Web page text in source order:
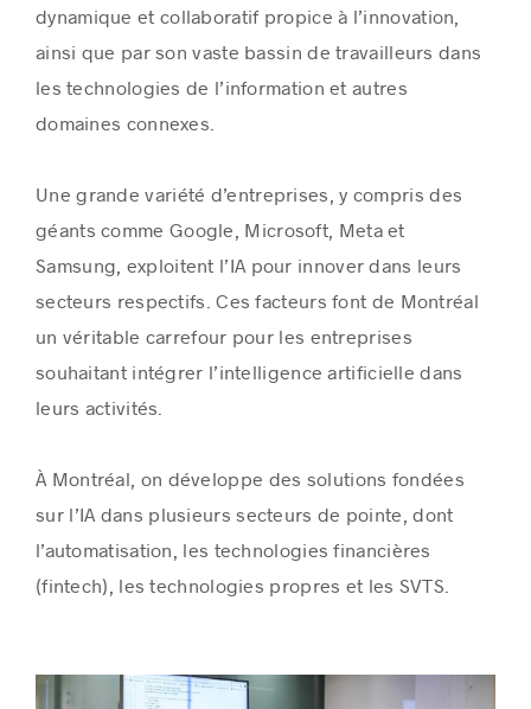
dynamique et collaboratif propice à l’innovation,
ainsi que par son vaste bassin de travailleurs dans
les technologies de l’information et autres
domaines connexes.
Une grande variété d’entreprises, y compris des
géants comme Google, Microsoft, Meta et
Samsung, exploitent l’IA pour innover dans leurs
secteurs respectifs. Ces facteurs font de Montréal
un véritable carrefour pour les entreprises
souhaitant intégrer l’intelligence artificielle dans
leurs activités.
À Montréal, on développe des solutions fondées
sur l’IA dans plusieurs secteurs de pointe, dont
l’automatisation, les technologies financières
(fintech), les technologies propres et les SVTS.